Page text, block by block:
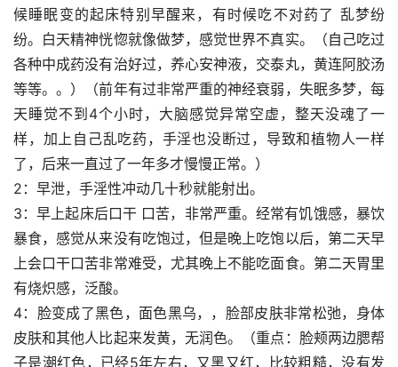
候睡眠变的起床特别早醒来，有时候吃不对药了 乱梦纷
纷。白天精神恍惚就像做梦，感觉世界不真实。（自己吃过
各种中成药没有治好过，养心安神液，交泰丸，黄连阿胶汤
等等。。）（前年有过非常严重的神经衰弱，失眠多梦，每
天睡觉不到4个小时，大脑感觉异常空虚，整天没魂了一
样，加上自己乱吃药，手淫也没断过，导致和植物人一样
了，后来一直过了一年多才慢慢正常。）
2：早泄，手淫性冲动几十秒就能射出。
3：早上起床后口干 口苦，非常严重。经常有饥饿感，暴饮
暴食，感觉从来没有吃饱过，但是晚上吃饱以后，第二天早
上会口干口苦非常难受，尤其晚上不能吃面食。第二天胃里
有烧炽感，泛酸。
4：脸变成了黑色，面色黑乌，，脸部皮肤非常松弛，身体
皮肤和其他人比起来发黄，无润色。（重点：脸颊两边腮帮
子是潮红色，已经5年左右，又黑又红，比较粗糙，没有发